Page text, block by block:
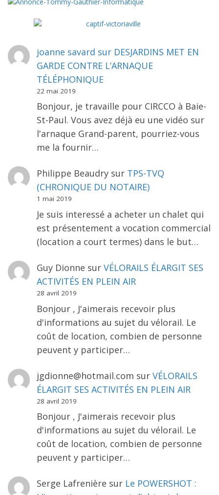
joanne savard sur DESJARDINS MET EN
GARDE CONTRE L’ARNAQUE
TÉLÉPHONIQUE
22 mai 2019
Bonjour, je travaille pour CIRCCO à Baie-
St-Paul. Vous avez déjà eu une vidéo sur
l'arnaque Grand-parent, pourriez-vous
me la fournir…
Philippe Beaudrysur TPS-TVQ
(CHRONIQUE DU NOTAIRE)
1 mai 2019
Je suis interessé a acheter un chalet qui
est présentement a vocation commercial
(location a court termes) dans le but…
Guy Dionne sur VÉLORAILS ÉLARGIT SES
ACTIVITÉS EN PLEIN AIR
28 avril 2019
Bonjour , J'aimerais recevoir plus
d'informations au sujet du vélorail. Le
coût de location, combien de personne
peuvent y participer…
jgdionne@hotmail.com sur VÉLORAILS
ÉLARGIT SES ACTIVITÉS EN PLEIN AIR
28 avril 2019
Bonjour , J'aimerais recevoir plus
d'informations au sujet du vélorail. Le
coût de location, combien de personne
peuvent y participer…
Serge Lafrenière sur Le POWERSHOT :